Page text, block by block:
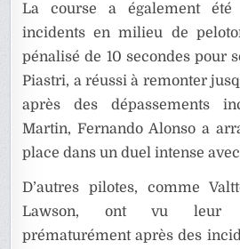
La course a également
incidents en milieu de
pénalisé de 10 secondes pour
Piastri, a réussi à remonter
après des dépassements
Martin, Fernando Alonso a
place dans un duel intense
D’autres pilotes, comme
Lawson, ont vu leur
prématurément après des